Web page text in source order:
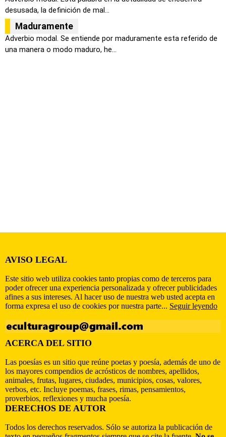
desusada, la definición de mal...
Maduramente
Adverbio modal. Se entiende por maduramente esta referido de
una manera o modo maduro, he...
AVISO LEGAL
Este sitio web utiliza cookies tanto propias como de terceros para
poder ofrecer una experiencia personalizada y ofrecer publicidades
afines a sus intereses. Al hacer uso de nuestra web usted acepta en
forma expresa el uso de cookies por nuestra parte... Seguir leyendo
ACERCA DEL SITIO
Las poesías es un sitio que reúne poetas y poesía, además de uno de
los mayores compendios de acrósticos de nombres, apellidos,
animales, frutas, lugares, ciudades, municipios, cosas, valores,
verbos, etc. Incluye poemas, frases, rimas, pensamientos,
proverbios, reflexiones y mucha poesía.
DERECHOS DE AUTOR
Todos los derechos reservados. Sólo se autoriza la publicación de